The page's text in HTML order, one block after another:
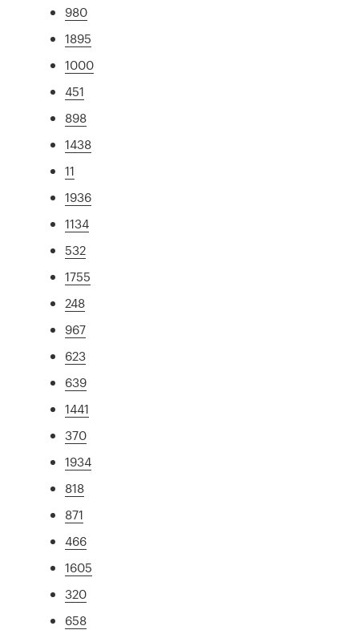
980
1895
1000
451
898
1438
11
1936
1134
532
1755
248
967
623
639
1441
370
1934
818
871
466
1605
320
658